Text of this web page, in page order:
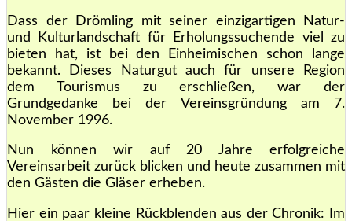
Dass der Drömling mit seiner einzigartigen Natur-
und Kulturlandschaft für Erholungssuchende viel zu
bieten hat, ist bei den Einheimischen schon lange
bekannt. Dieses Naturgut auch für unsere Region
dem Tourismus zu erschließen, war der
Grundgedanke bei der Vereinsgründung am 7.
November 1996.
Nun können wir auf 20 Jahre erfolgreiche
Vereinsarbeit zurück blicken und heute zusammen mit
den Gästen die Gläser erheben.
Hier ein paar kleine Rückblenden aus der Chronik: Im